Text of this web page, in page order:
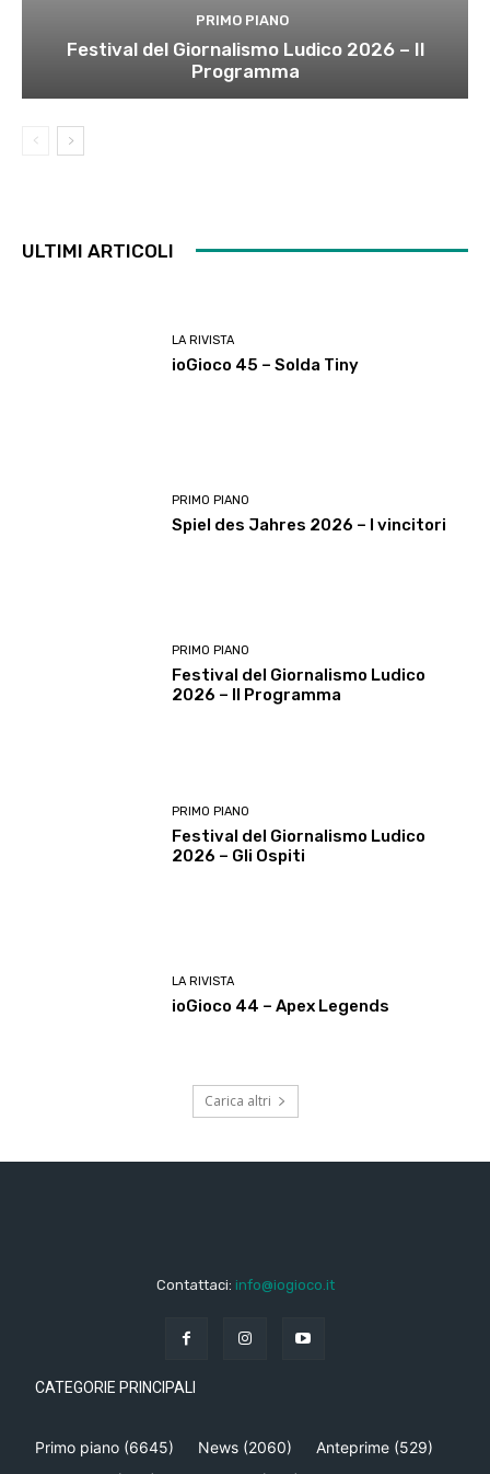
PRIMO PIANO
Festival del Giornalismo Ludico 2026 – Il
Programma
ULTIMI ARTICOLI
LA RIVISTA
ioGioco 45 – Solda Tiny
PRIMO PIANO
Spiel des Jahres 2026 – I vincitori
PRIMO PIANO
Festival del Giornalismo Ludico
2026 – Il Programma
PRIMO PIANO
Festival del Giornalismo Ludico
2026 – Gli Ospiti
LA RIVISTA
ioGioco 44 – Apex Legends
Carica altri
Contattaci: info@iogioco.it
CATEGORIE PRINCIPALI
Primo piano (6645) News (2060) Anteprime (529)